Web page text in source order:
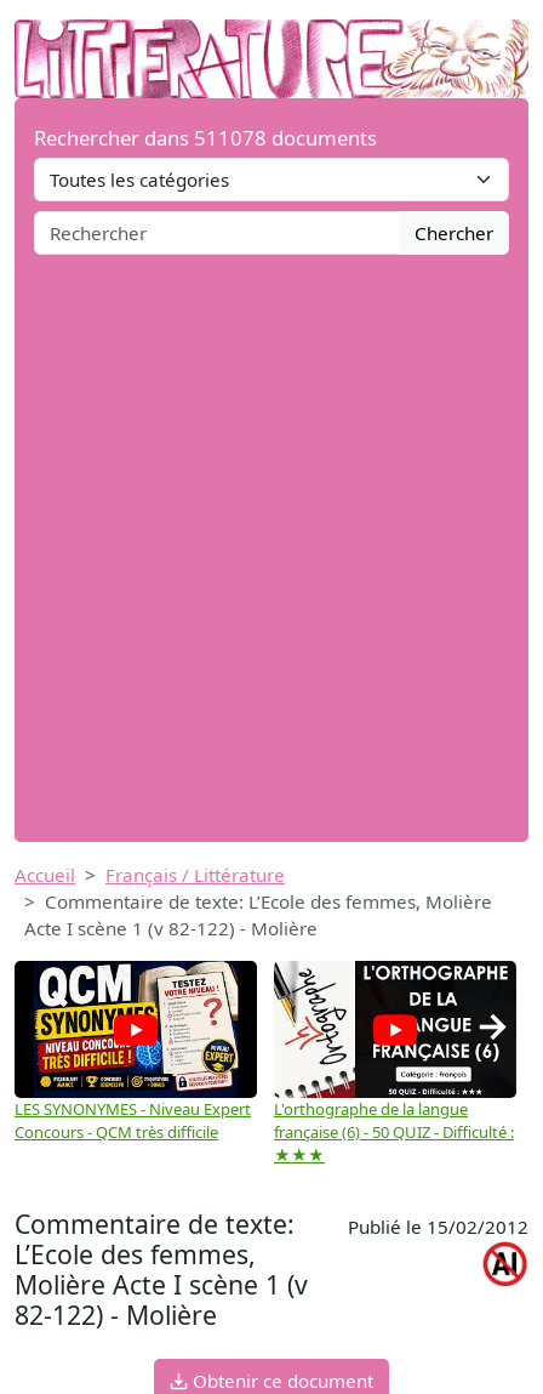
Rechercher dans 511078 documents
Chercher
Accueil
Français / Littérature
Commentaire de texte: L’Ecole des femmes, Molière
Acte I scène 1 (v 82-122) - Molière
LES SYNONYMES - Niveau Expert
Concours - QCM très difficile
L'orthographe de la langue
française (6) - 50 QUIZ - Difficulté :
★★★
→
Commentaire de texte:
L’Ecole des femmes,
Molière Acte I scène 1 (v
82-122) - Molière
Publié le 15/02/2012
Obtenir ce document